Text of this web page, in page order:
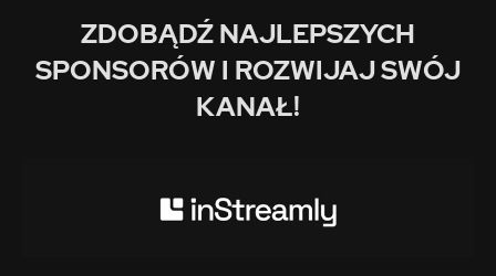
ZDOBĄDŹ NAJLEPSZYCH
SPONSORÓW I ROZWIJAJ SWÓJ
KANAŁ!